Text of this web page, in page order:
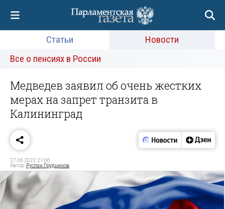
Статьи
Новости
Все о пенсиях в России
Медведев заявил об очень жестких
мерах на запрет транзита в
Калининград
27.06.2022 21:06
Автор: Руслан Грудцинов